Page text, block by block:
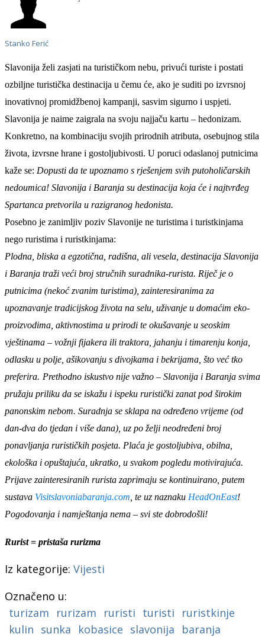
Stanko Ferić
Slavonija želi zasjati na turističkom nebu, privući turiste i postati
ozbiljne turistička destinacija u čemu će, ako je suditi po izvrsnoj
inovativnoj promidžbenoj kampanji, sasvim sigurno i uspjeti.
Slavonija je naime zaigrala na svoju najjaču kartu – hedonizam.
Konkretno, na kombinaciju svojih prirodnih atributa, osebujnog stila
života, izvrsne hrane i gostoljubivosti. U poruci odaslanoj putnicima
kaže se: Dopusti da te upoznamo s rješenjem svih putoholičarskih
nedoumica! Slavonija i Baranja su destinacija koja će i najtvrđeg
Spartanca pretvorila u razigranog hedonista.
Posebno je zanimljiv poziv Slavonije ne turistima i turistkinjama
nego ruristima i ruristkinjama:
Plodna, bliska a egzotična, radišna, ali vesela, destinacija Slavonija
i Baranja traži veći broj stručnih suradnika-rurista. Riječ je o
putnicima (nekoć zvanim turistima), zainteresiranima za
upoznavanje tradicijskog života na selu, uživanje u domaćim eko-
proizvodima, aktivnostima u prirodi te okušavanje u seoskim
vještinama – vožnji fijakera ili traktora, jahanju i timarenju konja,
odlasku u polje, ašikovanju s divojkama i bekrijama, što već tko
preferira. Prethodno iskustvo nije važno – Slavonija i Baranja svima
pružaju priliku da se iskažu i ispeku ruristički zanat pod širokim
panonskim nebom. Suradnja se sklapa na određeno vrijeme (od
dan-dva do tjedan i više dana), uz po želji neodređeni broj
ponavljanja rurističkih posjeta. Plaća je gostoljubiva, obilna,
ekološka i opuštajuća, ukratko, u svakom pogledu motivirajuća.
Prijave zainteresiranih rurista zaprimaju se kontinuirano, putem
sustava Visitslavoniabaranja.com , te uz naznaku HeadOnEast!
Pogodovanja i namještanja nema – svi ste dobrodošli!
Rurist = pristaša rurizma
Iz kategorije: Vijesti
Označeno u:
turizam
rurizam ruristi turisti
ruristkinje
kulin sunka kobasice slavonija
baranja